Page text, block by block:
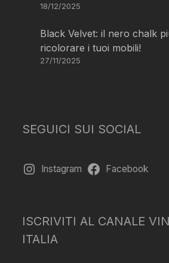
18/12/2025
Black Velvet: il nero chalk
ricolorare i tuoi mobili!
27/11/2025
SEGUICI SUI SOCIAL
Instagram Facebook
ISCRIVITI AL CANALE
ITALIA